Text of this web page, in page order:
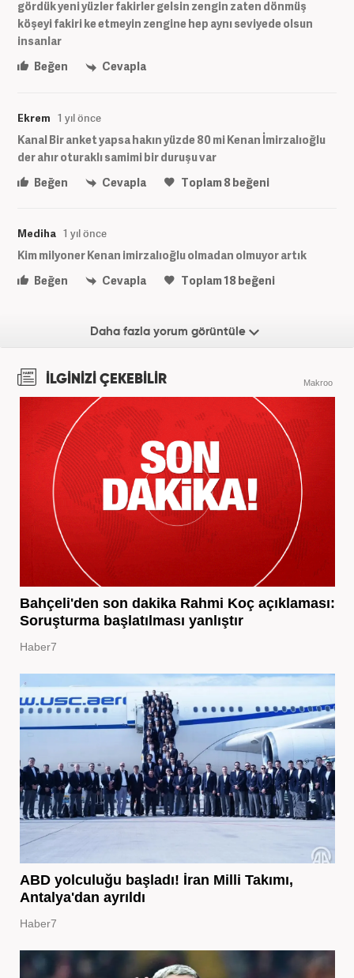
gördük yeni yüzler fakirler gelsin zengin zaten dönmüş
köşeyi fakiri ke etmeyin zengine hep aynı seviyede olsun
insanlar
Beğen
Cevapla
Ekrem 1 yıl önce
Kanal Bir anket yapsa hakın yüzde 80 mi Kenan İmirzalıoğlu
der ahır oturaklı samimi bir duruşu var
Beğen
Cevapla Toplam8beğeni
Mediha 1 yıl önce
Kim milyoner Kenan imirzalıoğlu olmadan olmuyor artık
Beğen
Cevapla Toplam18beğeni
Daha fazla yorum görüntüle
İLGİNİZİ ÇEKEBİLİR Makroo
Bahçeli'den son dakika Rahmi Koç açıklaması:
Soruşturma başlatılması yanlıştır
Haber7
ABD yolculuğu başladı! İran Milli Takımı,
Antalya'dan ayrıldı
Haber7